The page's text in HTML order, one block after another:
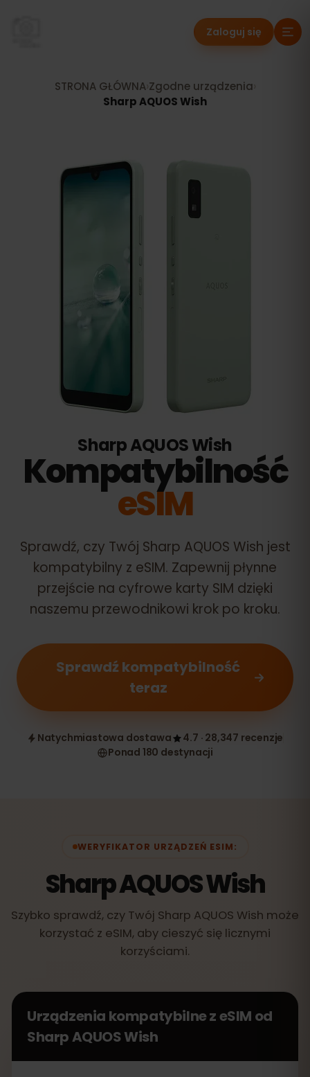
Zaloguj się
STRONA GŁÓWNA› Zgodne urządzenia
Sharp AQUOS Wish
Sharp AQUOS Wish
Kompatybilność
eSIM
Sprawdź, czy Twój Sharp AQUOS Wish jest
kompatybilny z eSIM. Zapewnij płynne
przejście na cyfrowe karty SIM dzięki
naszemu przewodnikowi krok po kroku.
Sprawdź kompatybilność
teraz
Natychmiastowa dostawa
4.7 · 28,347 recenzje
Ponad 180 destynacji
WERYFIKATOR URZĄDZEŃ ESIM:
Sharp AQUOS Wish
Szybko sprawdź, czy Twój Sharp AQUOS Wish może
korzystać z eSIM, aby cieszyć się licznymi
korzyściami.
Urządzenia kompatybilne z eSIM od
Sharp AQUOS Wish